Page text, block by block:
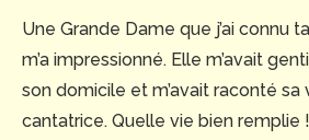
Une Grande Dame que j’ai connu
m’a impressionné. Elle m’avait
son domicile et m’avait raconté sa
cantatrice. Quelle vie bien remplie